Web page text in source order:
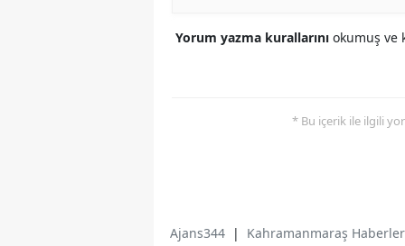
Yorum yazma kurallarını okumuş ve
* Bu içerik ile ilgili
Ajans344 | Kahramanmaraş